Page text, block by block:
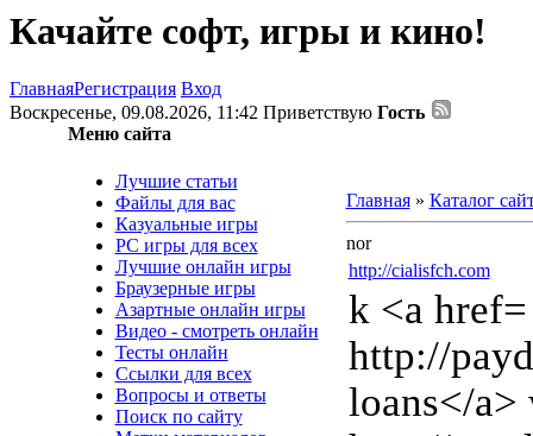
Качайте софт, игры и кино!
ГлавнаяРегистрация Вход
Воскресенье, 09.08.2026, 11:42 Приветствую Гость
Меню сайта
Лучшие статьи
Файлы для вас
Казуальные игры
PC игры для всех
Лучшие онлайн игры
Браузерные игры
Азартные онлайн игры
Видео - смотреть онлайн
Тесты онлайн
Ссылки для всех
Вопросы и ответы
Поиск по сайту
Главная» Каталог
nor
http://cialisfch.com
k <a href=
http://
loans</a>